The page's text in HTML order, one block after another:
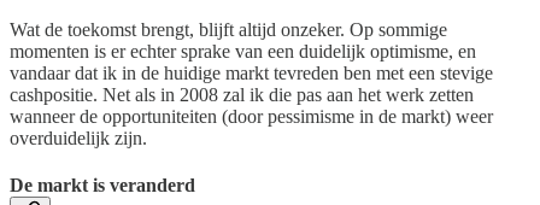
Wat de toekomst brengt, blijft altijd onzeker. Op sommige
momenten is er echter sprake van een duidelijk optimisme, en
vandaar dat ik in de huidige markt tevreden ben met een stevige
cashpositie. Net als in 2008 zal ik die pas aan het werk zetten
wanneer de opportuniteiten (door pessimisme in de markt) weer
overduidelijk zijn.
De markt is veranderd